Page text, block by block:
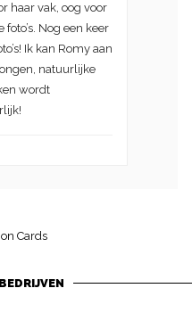
haar vak, oog voor
Nog een keer
Ik kan Romy aan
natuurlijke
wordt